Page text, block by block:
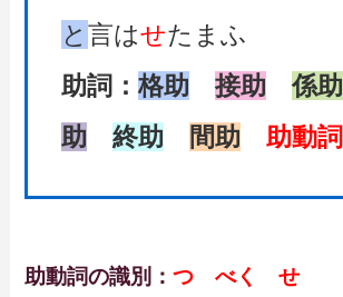
と言はせたまふ
助詞：格助 接助 係助
助
終助 間助 助動詞
助動詞の識別：つ べく せ